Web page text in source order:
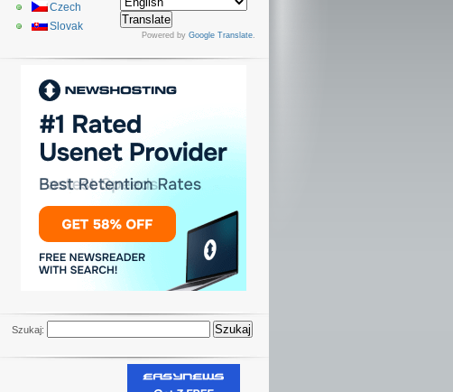
Powered by Google Translate.
Czech
Slovak
Szukaj: